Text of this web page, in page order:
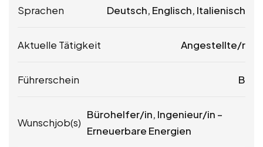
Sprachen Deutsch, Englisch, Italienisch
Aktuelle Tätigkeit Angestellte/r
Führerschein B
Wunschjob(s)
Bürohelfer/in, Ingenieur/in –
Erneuerbare Energien